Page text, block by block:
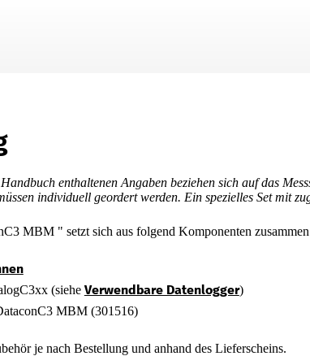
enthaltenen Angaben beziehen sich auf das
individuell geordert werden. Ein spezielles Set mit
MBM " setzt sich aus folgend Komponenten
(siehe Verwendbare Datenlogger)
MBM(301516)
je nach Bestellung und anhand des Lieferscheins.